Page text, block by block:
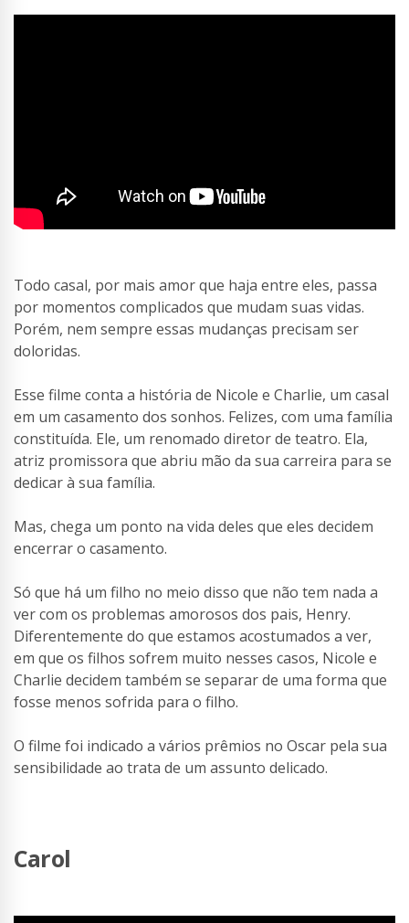
Todo casal, por mais amor que haja entre eles, passa
por momentos complicados que mudam suas vidas.
Porém, nem sempre essas mudanças precisam ser
doloridas.
Esse filme conta a história de Nicole e Charlie, um casal
em um casamento dos sonhos. Felizes, com uma família
constituída. Ele, um renomado diretor de teatro. Ela,
atriz promissora que abriu mão da sua carreira para se
dedicar à sua família.
Mas, chega um ponto na vida deles que eles decidem
encerrar o casamento.
Só que há um filho no meio disso que não tem nada a
ver com os problemas amorosos dos pais, Henry.
Diferentemente do que estamos acostumados a ver,
em que os filhos sofrem muito nesses casos, Nicole e
Charlie decidem também se separar de uma forma que
fosse menos sofrida para o filho.
O filme foi indicado a vários prêmios no Oscar pela sua
sensibilidade ao trata de um assunto delicado.
Carol